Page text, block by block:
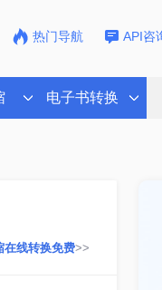
热门导航 API咨
电子书转换
在线转换免费>>